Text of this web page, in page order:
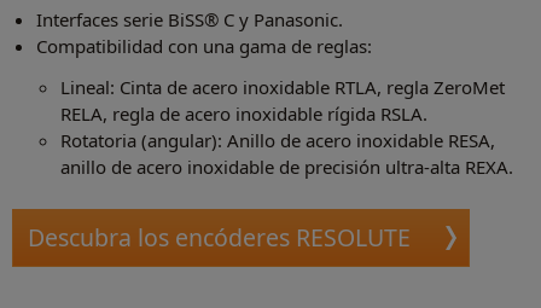
Interfaces serie BiSS® C y Panasonic.
Compatibilidad con una gama de reglas:
Lineal: Cinta de acero inoxidable RTLA, regla ZeroMet
RELA, regla de acero inoxidable rígida RSLA.
Rotatoria (angular): Anillo de acero inoxidable RESA,
anillo de acero inoxidable de precisión ultra-alta REXA.
Descubra los encóderes RESOLUTE